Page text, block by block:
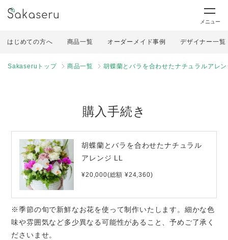
メニュー
はじめての方へ 商品一覧 オーダーメイド事例 デザイナー一覧
Sakaseruトップ 商品一覧 胡蝶蘭とバラを合わせたナチュラルアレ
購入手続き
胡蝶蘭とバラを合わせたナチュラル
アレンジ LL
¥20,000(総額 ¥24,360)
※季節の旬で新鮮なお花を使って制作いたします。細かな色
味や雰囲気など多少異なる可能性があること、予めご了承く
ださいませ。